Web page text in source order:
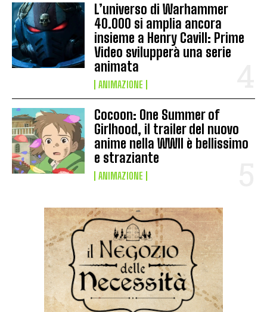
L’universo di Warhammer
40.000 si amplia ancora
insieme a Henry Cavill: Prime
Video svilupperà una serie
animata
ANIMAZIONE
Cocoon: One Summer of
Girlhood, il trailer del nuovo
anime nella WWII è bellissimo
e straziante
ANIMAZIONE